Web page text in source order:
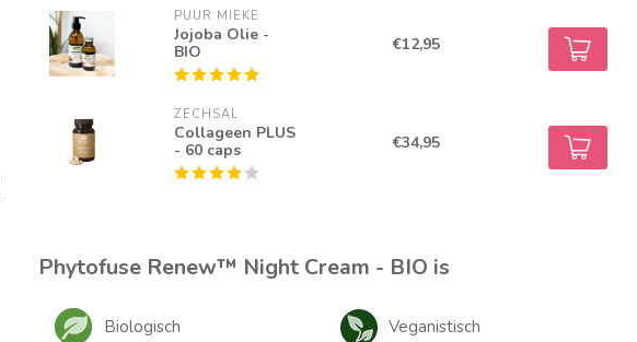
PUUR MIEKE
Jojoba Olie -
BIO
€12,95
ZECHSAL
Collageen PLUS
- 60 caps
€34,95
Phytofuse Renew™ Night Cream - BIO is
Biologisch Veganistisch